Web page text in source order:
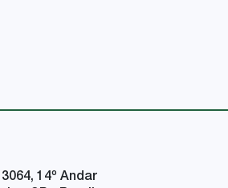
14º Andar